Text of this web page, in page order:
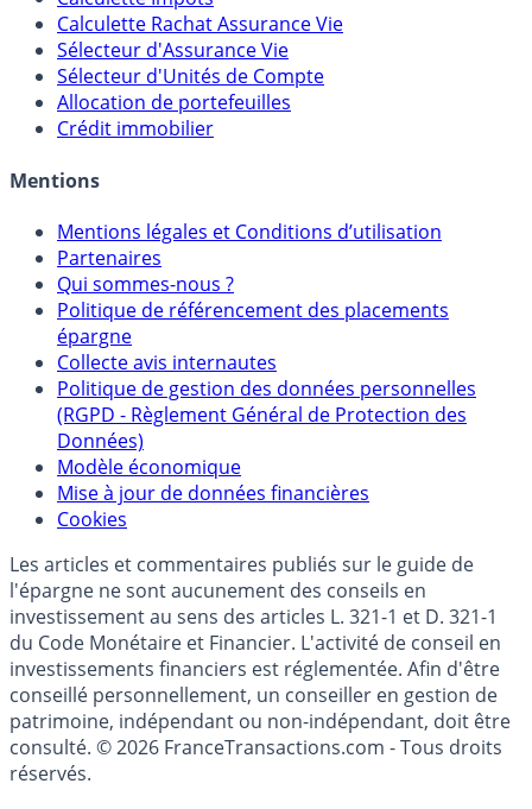
Calculateur d'intérêts
Calculette Impôts
Calculette Rachat Assurance Vie
Sélecteur d'Assurance Vie
Sélecteur d'Unités de Compte
Crédit immobilier
Mentions
Mentions légales et Conditions d’utilisation
Partenaires
Qui sommes-nous ?
Politique de référencement des placements
épargne
Collecte avis internautes
Politique de gestion des données personnelles
(RGPD - Règlement Général de Protection des
Données)
Modèle économique
Cookies
Les articles et commentaires publiés sur le guide de
l'épargne ne sont aucunement des conseils en
investissement au sens des articles L. 321-1 et D. 321-1
du Code Monétaire et Financier. L'activité de conseil en
investissements financiers est réglementée. Afin d'être
conseillé personnellement, un conseiller en gestion de
patrimoine, indépendant ou non-indépendant, doit être